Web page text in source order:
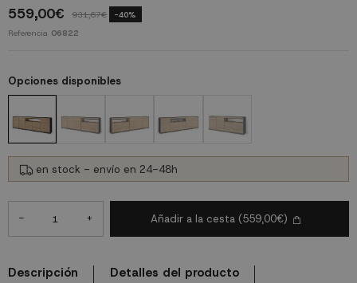
559,00€ 931,67€ -40%
Referencia 06822
Opciones disponibles
en stock - envío en 24-48h
- + Añadir a la cesta (559,00€)
Descripción
Detalles del producto